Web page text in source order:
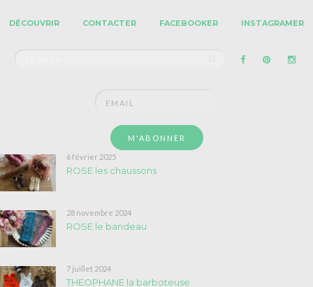
DÉCOUVRIR CONTACTER FACEBOOKER INSTAGRAMER
Search
SEARCH
6 février 2025
ROSE les chaussons
28 novembre 2024
ROSE le bandeau
7 juillet 2024
THEOPHANE la barboteuse